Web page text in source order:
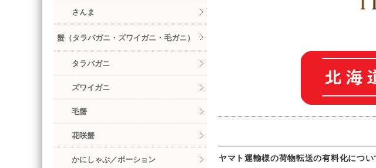
ヤマト運輸様の荷物転送の有料化につい
さんま
蟹（タラバガニ・ズワイガニ・毛ガニ）
タラバガニ
ズワイガニ
毛蟹
花咲蟹
かにしゃぶ／ポーション